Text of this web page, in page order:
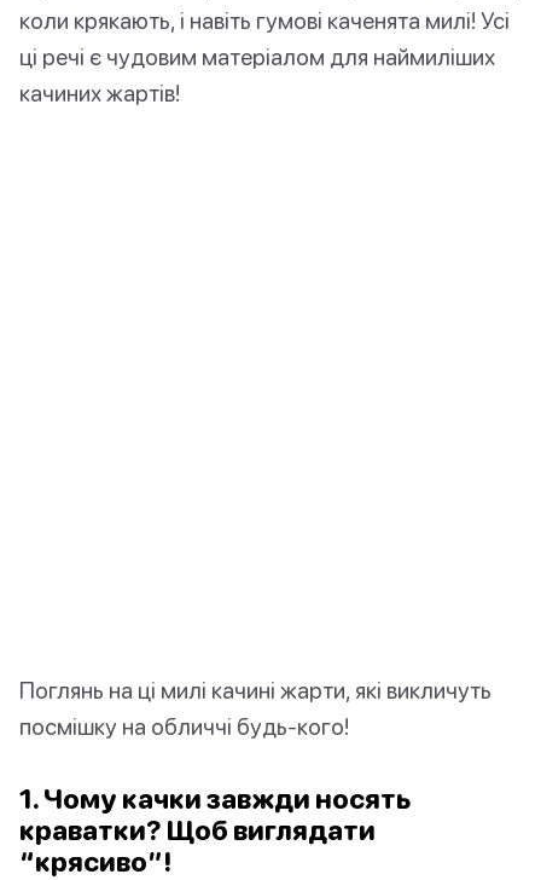
коли крякають, і навіть гумові каченята милі! Усі
ці речі є чудовим матеріалом для наймиліших
качиних жартів!
Поглянь на ці милі качині жарти, які викличуть
посмішку на обличчі будь-кого!
1. Чому качки завжди носять
краватки? Щоб виглядати
“крясиво”!